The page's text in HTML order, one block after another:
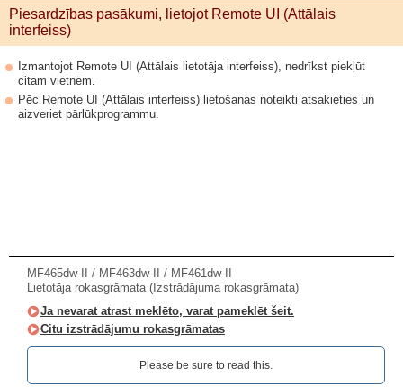
Piesardzības pasākumi, lietojot Remote UI (Attālais
interfeiss)
Izmantojot Remote UI (Attālais lietotāja interfeiss), nedrīkst piekļūt
citām vietnēm.
Pēc Remote UI (Attālais interfeiss) lietošanas noteikti atsakieties un
aizveriet pārlūkprogrammu.
MF465dw II / MF463dw II / MF461dw II
Lietotāja rokasgrāmata (Izstrādājuma rokasgrāmata)
Ja nevarat atrast meklēto, varat pameklēt šeit.
Citu izstrādājumu rokasgrāmatas
Please be sure to read this.‎